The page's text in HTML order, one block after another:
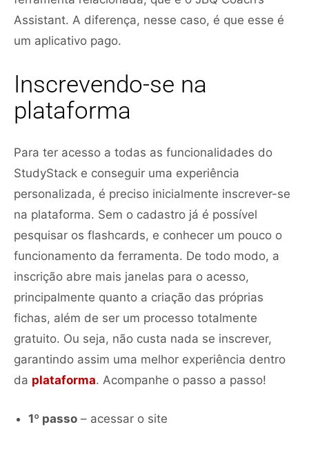
Assistant. A diferença, nesse caso, é que esse é
um aplicativo pago.
Inscrevendo-se na
plataforma
Para ter acesso a todas as funcionalidades do
StudyStack e conseguir uma experiência
personalizada, é preciso inicialmente inscrever-se
na plataforma. Sem o cadastro já é possível
pesquisar os flashcards, e conhecer um pouco o
funcionamento da ferramenta. De todo modo, a
inscrição abre mais janelas para o acesso,
principalmente quanto a criação das próprias
fichas, além de ser um processo totalmente
gratuito. Ou seja, não custa nada se inscrever,
garantindo assim uma melhor experiência dentro
da plataforma. Acompanhe o passo a passo!
1º passo – acessar o site